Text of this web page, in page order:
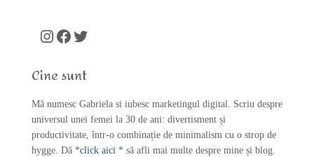
o
:
Instagram Facebook Twitter
Cine sunt
Mă numesc Gabriela si iubesc marketingul digital. Scriu despre
universul unei femei la 30 de ani: divertisment și
productivitate, într-o combinație de minimalism cu o strop de
hygge. Dă *click aici * să afli mai multe despre mine și blog.